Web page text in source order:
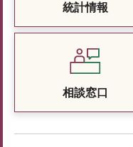
統計情報
相談窓口